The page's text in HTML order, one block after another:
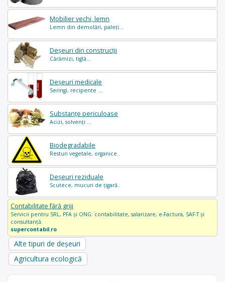
Mobilier vechi, lemn
Lemn din demolări, paleți...
Deșeuri din construcții
Cărămizi, tiglă...
Deșeuri medicale
Seringi, recipente ...
Substanțe periculoase
Acizi, solvenți ...
Biodegradabile
Resturi vegetale, organice..
Deșeuri reziduale
Scutece, mucuri de țigară..
Contabilitate fără griji
Servicii pentru SRL, PFA și ONG: contabilitate, salarizare, e-Factura, SAF-T și
consultanță.
supercontabil.ro
Alte tipuri de deșeuri
Agricultura ecologică